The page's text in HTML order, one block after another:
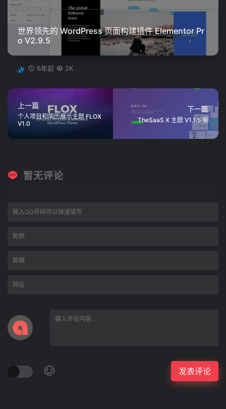
世界领先的 WordPress 页面构建插件 Elementor Pr
o V2.9.5
6年前 2K
上一篇
个人项目和简历展示主题 FLOX
V1.0
下一篇
TheSaaS X 主题 V1.1.5 版
暂无评论